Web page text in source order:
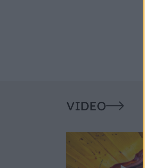
VIDEO